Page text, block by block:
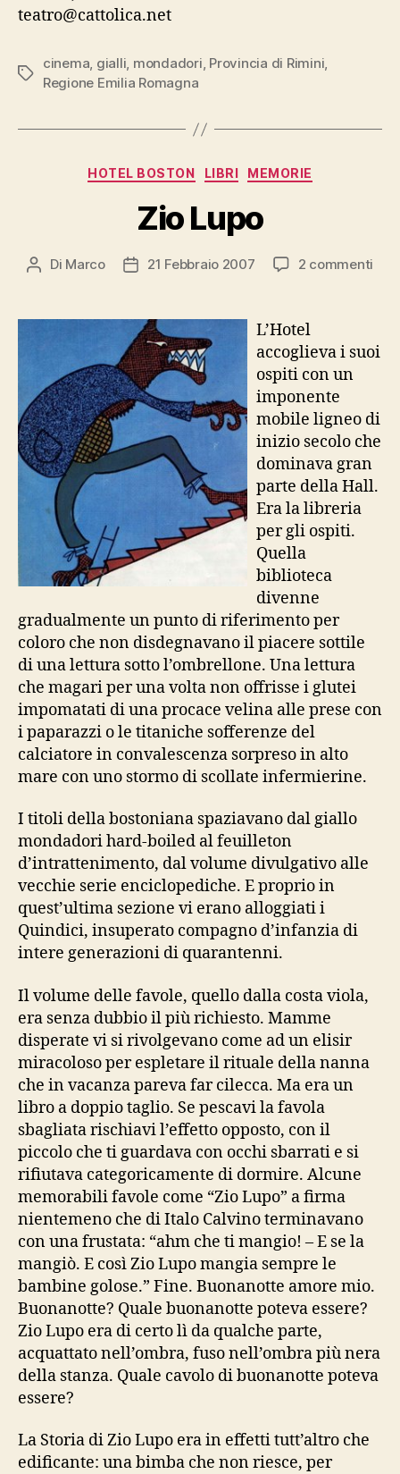
teatro@cattolica.net
Tag
cinema, gialli, mondadori, Provincia di Rimini,
Regione Emilia Romagna
Categorie
HOTEL BOSTON LIBRI MEMORIE
Zio Lupo
Autore
Di Marco
Data21 Febbraio 2007 2 commenti
L’Hotel
accoglieva i suoi
ospiti con un
imponente
mobile ligneo di
inizio secolo che
dominava gran
parte della Hall.
Era la libreria
per gli ospiti.
Quella
biblioteca
divenne
gradualmente un punto di riferimento per
coloro che non disdegnavano il piacere sottile
di una lettura sotto l’ombrellone. Una lettura
che magari per una volta non offrisse i glutei
impomatati di una procace velina alle prese con
i paparazzi o le titaniche sofferenze del
calciatore in convalescenza sorpreso in alto
mare con uno stormo di scollate infermierine.
I titoli della bostoniana spaziavano dal giallo
mondadori hard-boiled al feuilleton
d’intrattenimento, dal volume divulgativo alle
vecchie serie enciclopediche. E proprio in
quest’ultima sezione vi erano alloggiati i
Quindici, insuperato compagno d’infanzia di
intere generazioni di quarantenni.
Il volume delle favole, quello dalla costa viola,
era senza dubbio il più richiesto. Mamme
disperate vi si rivolgevano come ad un elisir
miracoloso per espletare il rituale della nanna
che in vacanza pareva far cilecca. Ma era un
libro a doppio taglio. Se pescavi la favola
sbagliata rischiavi l’effetto opposto, con il
piccolo che ti guardava con occhi sbarrati e si
rifiutava categoricamente di dormire. Alcune
memorabili favole come “Zio Lupo” a firma
nientemeno che di Italo Calvino terminavano
con una frustata: “ahm che ti mangio! – E se la
mangiò. E così Zio Lupo mangia sempre le
bambine golose.” Fine. Buonanotte amore mio.
Buonanotte? Quale buonanotte poteva essere?
Zio Lupo era di certo lì da qualche parte,
acquattato nell’ombra, fuso nell’ombra più nera
della stanza. Quale cavolo di buonanotte poteva
essere?
La Storia di Zio Lupo era in effetti tutt’altro che
edificante: una bimba che non riesce, per